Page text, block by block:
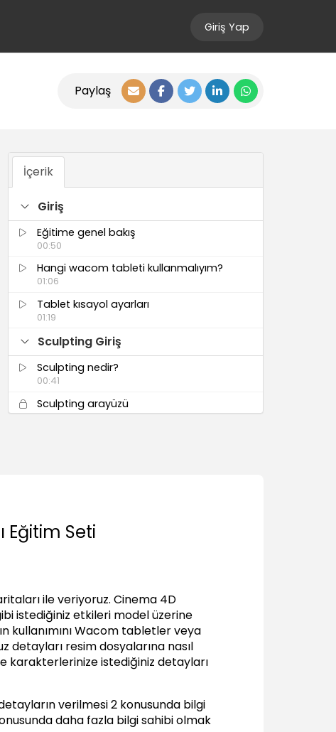
Giriş Yap
Paylaş
İçerik
Giriş
Eğitime genel bakış
00:50
Hangi wacom tableti kullanmalıyım?
01:06
Tablet kısayol ayarları
01:19
Sculpting Giriş
Sculpting nedir?
00:41
Sculpting arayüzü
00:59
Mouse ile kalem kullanmadan fırça
ayarı
Pull brush
02:13
Grab brush
01:28
Wax brush
01:06
Eğitim Seti
ile veriyoruz. Cinema 4D
istediğiniz etkileri model üzerine
kullanımını Wacom tabletler veya
detayları resim dosyalarına nasıl
karakterlerinize istediğiniz detayları
verilmesi 2 konusunda bilgi
daha fazla bilgi sahibi olmak